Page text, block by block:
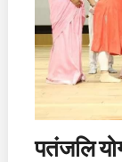
पतंजलि